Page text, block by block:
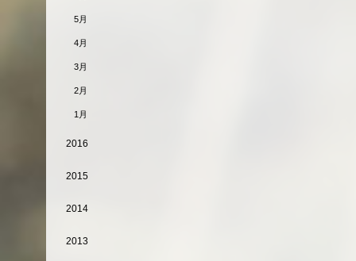
5月
4月
3月
2月
1月
2016
2015
2014
2013